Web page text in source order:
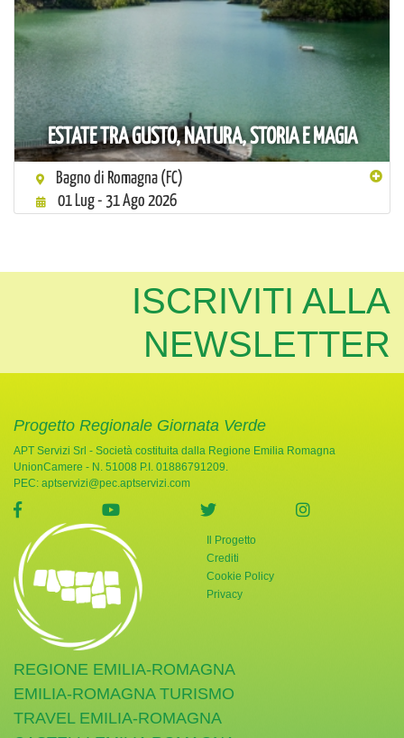
ESTATE TRA GUSTO, NATURA, STORIA E MAGIA
Bagno di Romagna (FC)
01 Lug - 31 Ago 2026
ISCRIVITI ALLA
NEWSLETTER
Progetto Regionale Giornata Verde
APT Servizi Srl - Società costituita dalla Regione Emilia Romagna
UnionCamere - N. 51008 P.I. 01886791209.
PEC: aptservizi@pec.aptservizi.com
visita la pagina Facebook di Giornata Verde
visita la pagina YouTube di Giornata
visita la pagina Twitter di
visita la
Il Progetto
Crediti
Cookie Policy
Privacy
REGIONE EMILIA-ROMAGNA
EMILIA-ROMAGNA TURISMO
TRAVEL EMILIA-ROMAGNA